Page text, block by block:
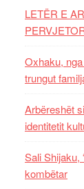
LETËR E
Oxhaku,
trungut
Arbëreshët
identitetit
Sali Shijaku,
kombëtar